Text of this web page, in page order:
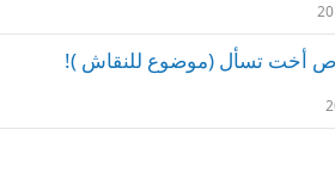
أخت تسأل (موضوع للنقاش )!